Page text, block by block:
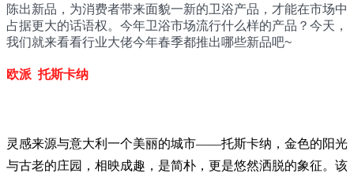
陈出新品，为消费者带来面貌一新的卫浴产品，才能在市场中
占据更大的话语权。今年卫浴市场流行什么样的产品？今天，
我们就来看看行业大佬今年春季都推出哪些新品吧~
欧派 托斯卡纳
灵感来源与意大利一个美丽的城市——托斯卡纳，金色的阳光
与古老的庄园，相映成趣，是简朴，更是悠然洒脱的象征。该